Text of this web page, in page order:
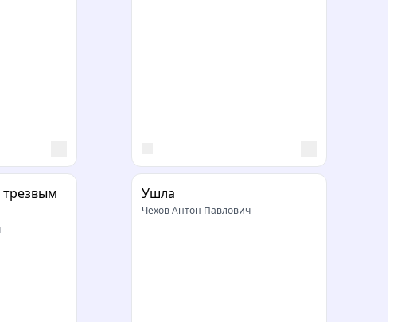
трезвым
Ушла
Чехов Антон Павлович